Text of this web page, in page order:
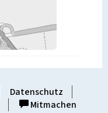
Datenschutz
Mitmachen